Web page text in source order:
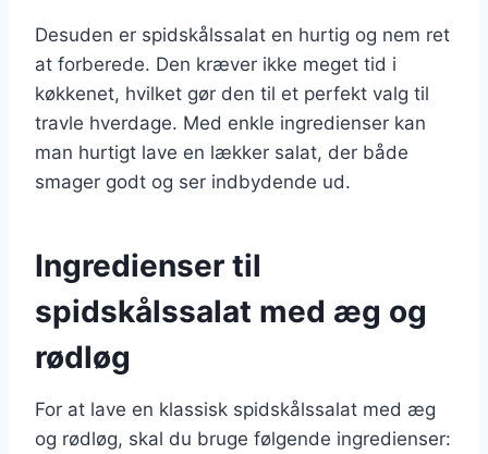
Desuden er spidskålssalat en hurtig og nem ret
at forberede. Den kræver ikke meget tid i
køkkenet, hvilket gør den til et perfekt valg til
travle hverdage. Med enkle ingredienser kan
man hurtigt lave en lækker salat, der både
smager godt og ser indbydende ud.
Ingredienser til
spidskålssalat med æg og
rødløg
For at lave en klassisk spidskålssalat med æg
og rødløg, skal du bruge følgende ingredienser: